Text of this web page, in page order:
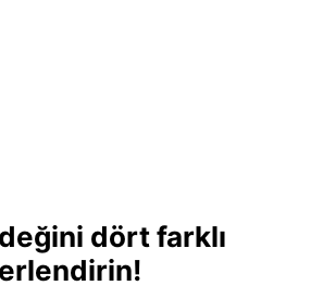
dört farklı